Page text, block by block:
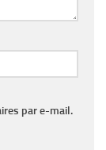
par e-mail.